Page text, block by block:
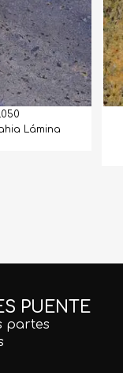
Lámina
PUENTE
partes